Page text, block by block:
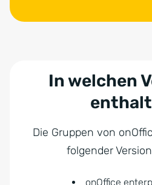
In welchen
Die Gruppen von
folgender
onOffice